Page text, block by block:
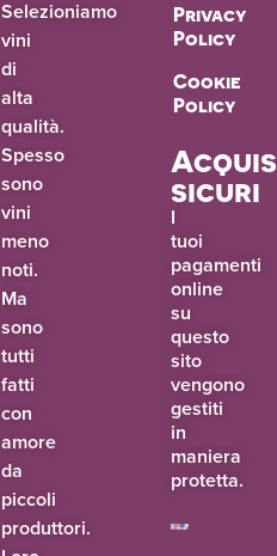
Selezioniamo
vini
di
alta
qualità.
Spesso
sono
vini
meno
noti.
Ma
sono
tutti
fatti
con
amore
da
piccoli
produttori.
Privacy
Policy
Cookie
Policy
sicuri
I
tuoi
pagamenti
online
su
questo
sito
vengono
gestiti
in
maniera
protetta.